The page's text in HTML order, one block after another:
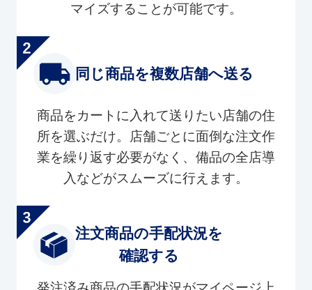
マイズすることが可能です。
同じ商品を複数店舗へ送る
商品をカートに入れて送りたい店舗の住
所を選ぶだけ。店舗ごとに面倒な注文作
業を繰り返す必要がなく、備品の全店導
入などがスムーズに行えます。
注文商品の手配状況を
確認する